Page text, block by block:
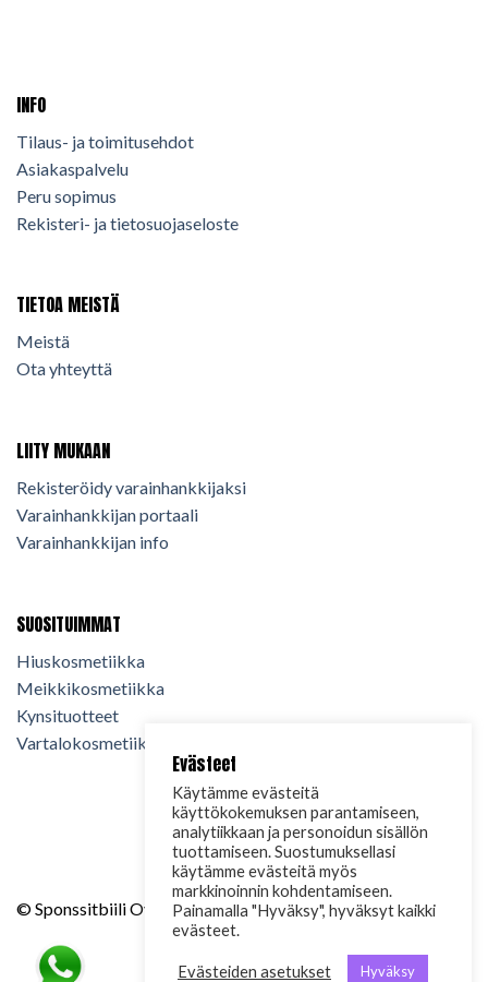
INFO
Tilaus- ja toimitusehdot
Asiakaspalvelu
Peru sopimus
Rekisteri- ja tietosuojaseloste
TIETOA MEISTÄ
Meistä
Ota yhteyttä
LIITY MUKAAN
Rekisteröidy varainhankkijaksi
Varainhankkijan portaali
Varainhankkijan info
SUOSITUIMMAT
Hiuskosmetiikka
Meikkikosmetiikka
Kynsituotteet
Vartalokosmetiikka
© Sponssitbiili Oy. 2024. Kaikki oikeudet pidätetään.
Evästeet
Käytämme evästeitä
käyttökokemuksen parantamiseen,
analytiikkaan ja personoidun sisällön
tuottamiseen. Suostumuksellasi
käytämme evästeitä myös
markkinoinnin kohdentamiseen.
Painamalla "Hyväksy", hyväksyt kaikki
evästeet.
Evästeiden asetukset Hyväksy